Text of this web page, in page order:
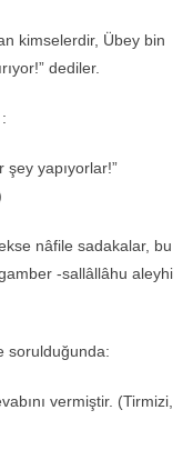
kimselerdir, Übey bin
dediler.
yapıyorlar!”
nâfile sadakalar, bu
-sallâllâhu aleyhi
sorulduğunda:
vermiştir. (Tirmizi,